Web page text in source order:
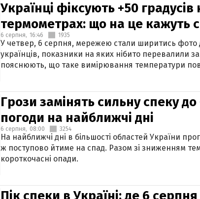
Українці фіксують +50
термометрах: що на це кажуть
6 серпня, 16:46 1935
У четвер, 6 серпня, мережею стали ширитись фото
українців, показники на яких нібито перевалили
пояснюють, що таке вимірювання температури
Грози замінять сильну спеку
погоди на найближчі дні
6 серпня, 08:00 3254
На найближчі дні в більшості областей України
ж поступово йтиме на спад. Разом зі зниженням
короткочасні опади.
Пік спеки в Україні: де 6